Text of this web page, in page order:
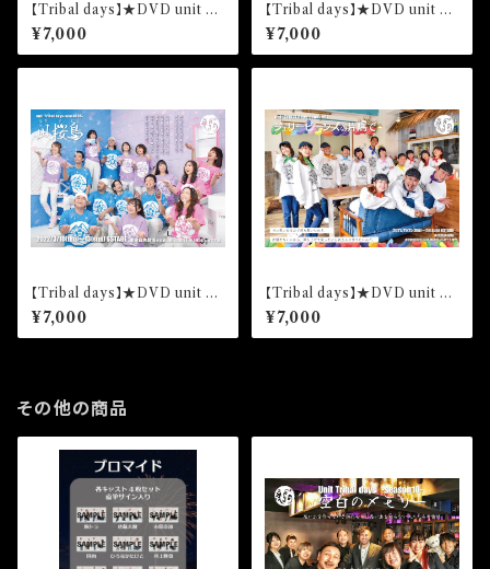
【Tribal days】★DVD unit Tr
ibal days -season07-「全ベッ
ト」3枚組
¥7,000
【Tribal days】★DVD unit Tr
ibal days -season06-「曼珠
沙華」3枚組
¥7,000
【Tribal days】★DVD unit Tr
ibal days- season05-「凪桜
島」3枚組
¥7,000
【Tribal days】★DVD unit Tr
ibal days--season04-「ジェ
リービーンズの片隅で」3枚組
¥7,000
その他の商品